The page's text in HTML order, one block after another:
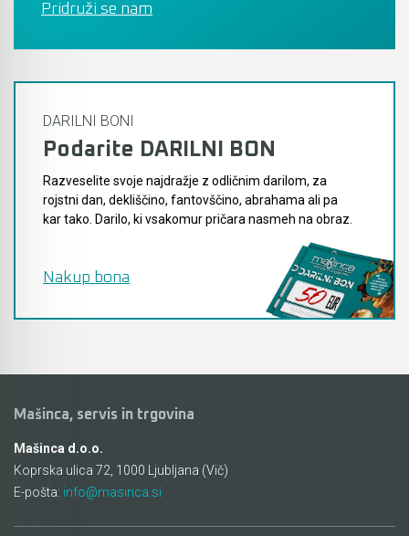
Pridruži se nam
DARILNI BONI
Podarite DARILNI BON
Razveselite svoje najdražje z odličnim darilom, za
rojstni dan, dekliščino, fantovščino, abrahama ali pa
kar tako. Darilo, ki vsakomur pričara nasmeh na obraz.
Nakup bona
Mašinca, servis in trgovina
Mašinca d.o.o.
Koprska ulica 72, 1000 Ljubljana (Vič)
E-pošta: info@masinca.si